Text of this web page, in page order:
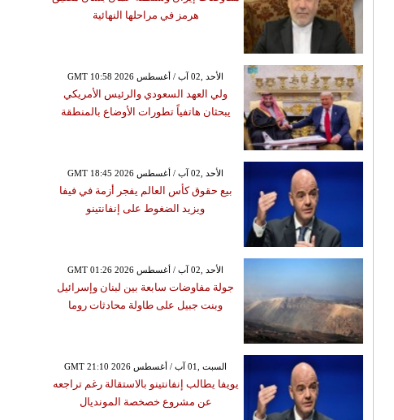
هرمز في مراحلها النهائية
GMT 10:58 2026 الأحد ,02 آب / أغسطس
ولي العهد السعودي والرئيس الأمريكي
يبحثان هاتفياً تطورات الأوضاع بالمنطقة
GMT 18:45 2026 الأحد ,02 آب / أغسطس
بيع حقوق كأس العالم يفجر أزمة في فيفا
ويزيد الضغوط على إنفانتينو
GMT 01:26 2026 الأحد ,02 آب / أغسطس
جولة مفاوضات سابعة بين لبنان وإسرائيل
وبنت جبيل على طاولة محادثات روما
GMT 21:10 2026 السبت ,01 آب / أغسطس
يويفا يطالب إنفانتينو بالاستقالة رغم تراجعه
عن مشروع خصخصة المونديال